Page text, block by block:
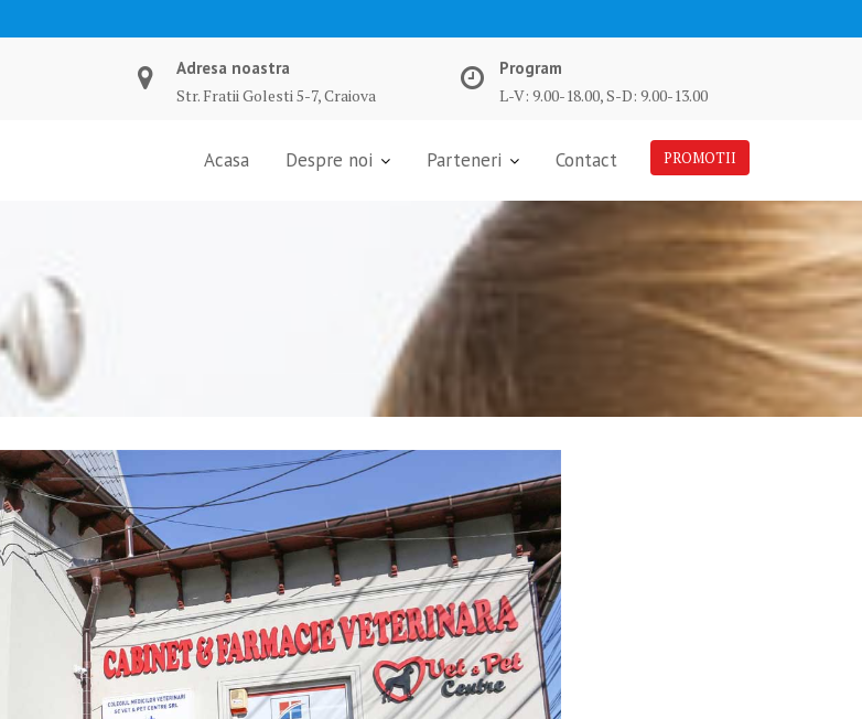
Adresa noastra
Str. Fratii Golesti 5-7, Craiova
Program
L-V: 9.00-18.00, S-D: 9.00-13.00
PROMOTII
Acasa Despre noi Parteneri Contact